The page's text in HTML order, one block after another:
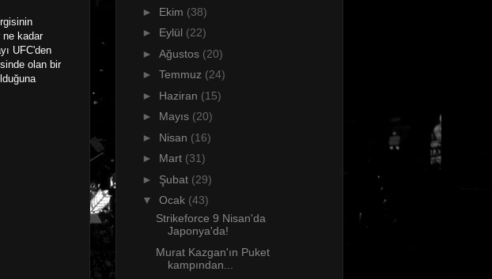
ne kadar
UFC'den
olan bir
► Ekim (38)
► Eylül (22)
► Ağustos (20)
► Temmuz (24)
► Haziran (15)
► Mayıs (20)
► Nisan (16)
► Mart (31)
► Şubat (29)
▼ Ocak (43)
Strikeforce 9 Nisan'da
Japonya'da!
Murat Kazgan'ın Puket
kampından...